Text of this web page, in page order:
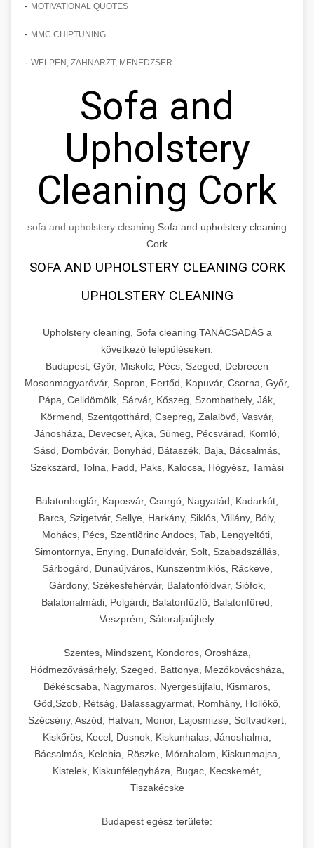
- MOTIVATIONAL QUOTES
- MMC CHIPTUNING
- WELPEN, ZAHNARZT, MENEDZSER
Sofa and
Upholstery
Cleaning Cork
sofa and upholstery cleaning Sofa and upholstery cleaning
Cork
SOFA AND UPHOLSTERY CLEANING CORK
UPHOLSTERY CLEANING
Upholstery cleaning, Sofa cleaning TANÁCSADÁS a
következő településeken:
Budapest, Győr, Miskolc, Pécs, Szeged, Debrecen
Mosonmagyaróvár, Sopron, Fertőd, Kapuvár, Csorna, Győr,
Pápa, Celldömölk, Sárvár, Kőszeg, Szombathely, Ják,
Körmend, Szentgotthárd, Csepreg, Zalalövő, Vasvár,
Jánosháza, Devecser, Ajka, Sümeg, Pécsvárad, Komló,
Sásd, Dombóvár, Bonyhád, Bátaszék, Baja, Bácsalmás,
Szekszárd, Tolna, Fadd, Paks, Kalocsa, Hőgyész, Tamási
Balatonboglár, Kaposvár, Csurgó, Nagyatád, Kadarkút,
Barcs, Szigetvár, Sellye, Harkány, Siklós, Villány, Bóly,
Mohács, Pécs, Szentlőrinc Andocs, Tab, Lengyeltóti,
Simontornya, Enying, Dunaföldvár, Solt, Szabadszállás,
Sárbogárd, Dunaújváros, Kunszentmiklós, Ráckeve,
Gárdony, Székesfehérvár, Balatonföldvár, Siófok,
Balatonalmádi, Polgárdi, Balatonfűzfő, Balatonfüred,
Veszprém, Sátoraljaújhely
Szentes, Mindszent, Kondoros, Orosháza,
Hódmezővásárhely, Szeged, Battonya, Mezőkovácsháza,
Békéscsaba, Nagymaros, Nyergesújfalu, Kismaros,
Göd,Szob, Rétság, Balassagyarmat, Romhány, Hollókő,
Szécsény, Aszód, Hatvan, Monor, Lajosmizse, Soltvadkert,
Kiskőrös, Kecel, Dusnok, Kiskunhalas, Jánoshalma,
Bácsalmás, Kelebia, Röszke, Mórahalom, Kiskunmajsa,
Kistelek, Kiskunfélegyháza, Bugac, Kecskemét,
Tiszakécske
Budapest egész területe: